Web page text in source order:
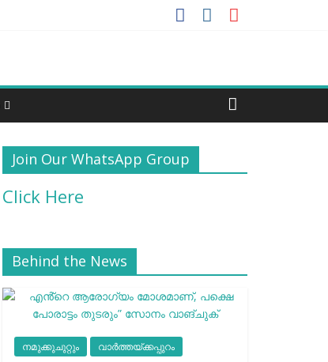
Join Our WhatsApp Group
Click Here
Behind the News
നമുക്കുചുറ്റും വാർത്തയ്ക്കപ്പുറം